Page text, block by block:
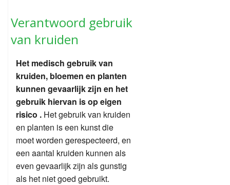
Verantwoord gebruik
van kruiden
Het medisch gebruik van
kruiden, bloemen en planten
kunnen gevaarlijk zijn en het
gebruik hiervan is op eigen
risico . Het gebruik van kruiden
en planten is een kunst die
moet worden gerespecteerd, en
een aantal kruiden kunnen als
even gevaarlijk zijn als gunstig
als het niet goed gebruikt.